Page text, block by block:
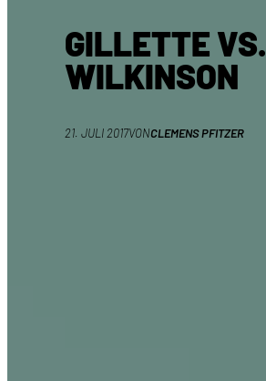
GILLETTE VS.
WILKINSON
21. JULI 2017VONCLEMENS PFITZER